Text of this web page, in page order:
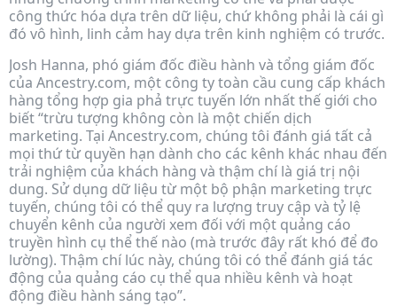
công thức hóa dựa trên dữ liệu, chứ không phải là cái gì
đó vô hình, linh cảm hay dựa trên kinh nghiệm có trước.
Josh Hanna, phó giám đốc điều hành và tổng giám đốc
của Ancestry.com, một công ty toàn cầu cung cấp khách
hàng tổng hợp gia phả trực tuyến lớn nhất thế giới cho
biết “trừu tượng không còn là một chiến dịch
marketing. Tại Ancestry.com, chúng tôi đánh giá tất cả
mọi thứ từ quyền hạn dành cho các kênh khác nhau đến
trải nghiệm của khách hàng và thậm chí là giá trị nội
dung. Sử dụng dữ liệu từ một bộ phận marketing trực
tuyến, chúng tôi có thể quy ra lượng truy cập và tỷ lệ
chuyển kênh của người xem đối với một quảng cáo
truyền hình cụ thể thế nào (mà trước đây rất khó để đo
lường). Thậm chí lúc này, chúng tôi có thể đánh giá tác
động của quảng cáo cụ thể qua nhiều kênh và hoạt
động điều hành sáng tạo”.